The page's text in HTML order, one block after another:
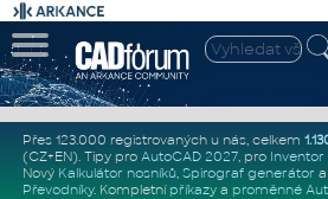
Přes 123.000 registrovaných u nás, celkem
(CZ+EN). Tipy pro AutoCAD 2027, pro Inventor
Nový Kalkulátor nosníků, Spirograf generátor a
Převodníky. Kompletní příkazya proměnné